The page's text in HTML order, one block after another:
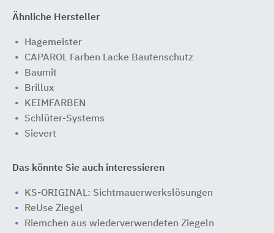
Ähnliche Hersteller
Hagemeister
CAPAROL Farben Lacke Bautenschutz
Baumit
Brillux
KEIMFARBEN
Schlüter-Systems
Sievert
Das könnte Sie auch interessieren
KS-ORIGINAL: Sichtmauerwerkslösungen
ReUse Ziegel
Riemchen aus wiederverwendeten Ziegeln